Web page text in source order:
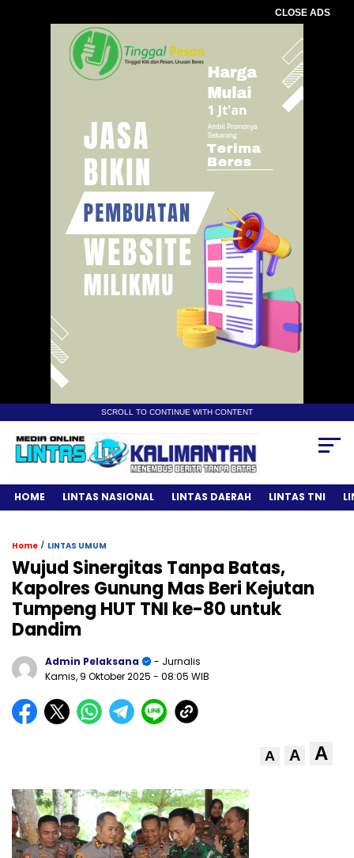
CLOSE ADS
SCROLL TO CONTINUE WITH CONTENT
HOME LINTAS NASIONAL LINTAS DAERAH LINTAS TNI
Home / LINTAS UMUM
Wujud Sinergitas Tanpa Batas,
Kapolres Gunung Mas Beri Kejutan
Tumpeng HUT TNI ke-80 untuk
Dandim
Admin Pelaksana
- Jurnalis
Kamis, 9 Oktober 2025 - 08:05 WIB
A A A